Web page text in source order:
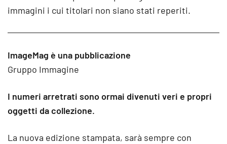
immagini i cui titolari non siano stati reperiti.
ImageMag è una pubblicazione
Gruppo Immagine
I numeri arretrati sono ormai divenuti veri e propri
oggetti da collezione.
La nuova edizione stampata, sarà sempre con